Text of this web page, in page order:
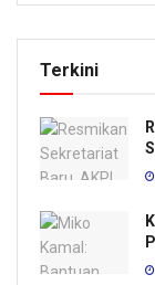
Terkini